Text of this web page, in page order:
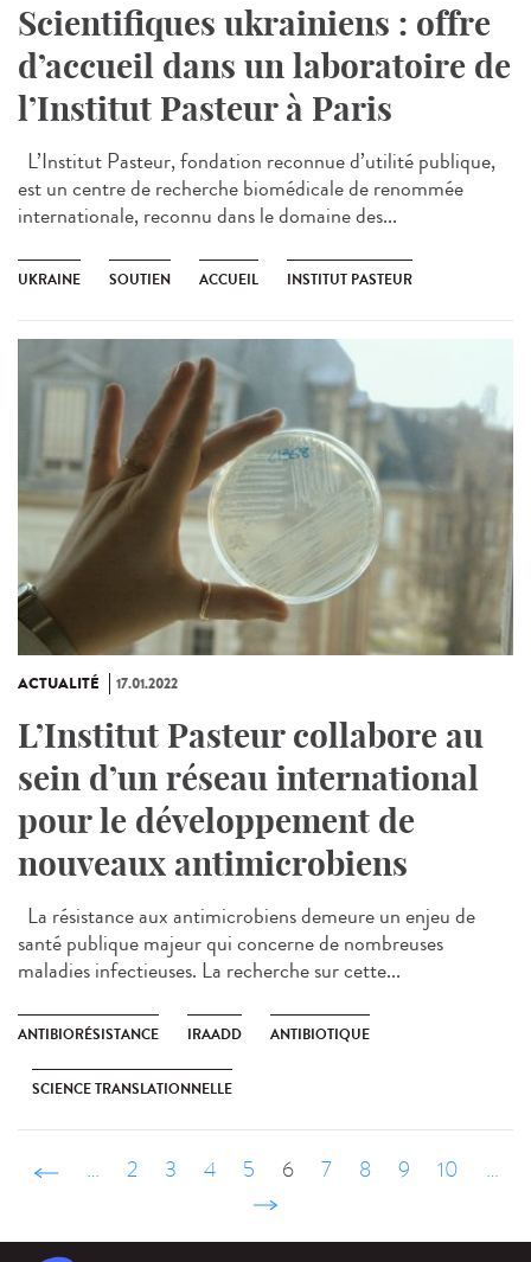
Scientifiques ukrainiens : offre
d’accueil dans un laboratoire de
l’Institut Pasteur à Paris
L’Institut Pasteur, fondation reconnue d’utilité publique,
est un centre de recherche biomédicale de renommée
internationale, reconnu dans le domaine des...
UKRAINE SOUTIEN ACCUEIL INSTITUT PASTEUR
ACTUALITÉ 17.01.2022
L’Institut Pasteur collabore au
sein d’un réseau international
pour le développement de
nouveaux antimicrobiens
La résistance aux antimicrobiens demeure un enjeu de
santé publique majeur qui concerne de nombreuses
maladies infectieuses. La recherche sur cette...
ANTIBIORÉSISTANCE IRAADD ANTIBIOTIQUE
SCIENCE TRANSLATIONNELLE
‹ précédent
… 2 3 4 5 6 7 8 9 10
…
suivant ›